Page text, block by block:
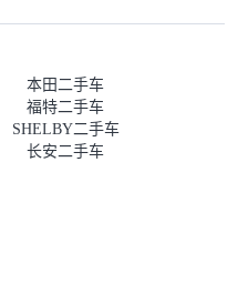
自营车我讲过价，最
一块钱买优惠券的方
800块钱成交。”
本田二手车
福特二手车
SHELBY二手车
长安二手车